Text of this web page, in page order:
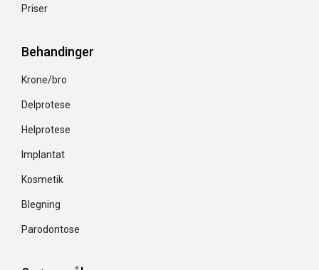
Priser
Behandinger
Krone/bro
Delprotese
Helprotese
Implantat
Kosmetik
Blegning
Parodontose